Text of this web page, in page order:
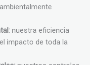
nuestra eficiencia
impacto de toda la